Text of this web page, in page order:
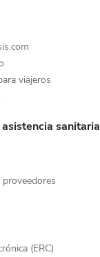
viajeros
sanitaria
(ERC)